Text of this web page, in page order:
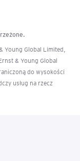
Young Global Limited,
& Young Global
do wysokości
usług na rzecz